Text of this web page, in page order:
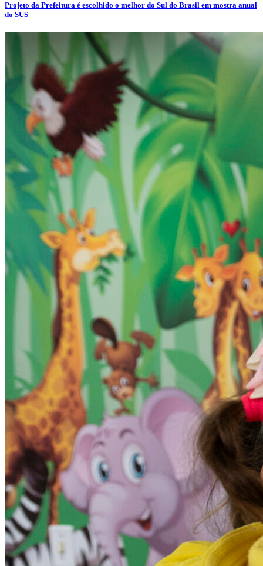
Projeto da Prefeitura é escolhido o melhor do Sul do Brasil em mostra anual
do SUS